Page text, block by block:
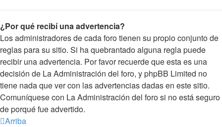
¿Por qué recibí una advertencia?
Los administradores de cada foro tienen su propio conjunto de
reglas para su sitio. Si ha quebrantado alguna regla puede
recibir una advertencia. Por favor recuerde que esta es una
decisión de La Administración del foro, y phpBB Limited no
tiene nada que ver con las advertencias dadas en este sitio.
Comuníquese con La Administración del foro si no está seguro
de porqué fue advertido.
Arriba